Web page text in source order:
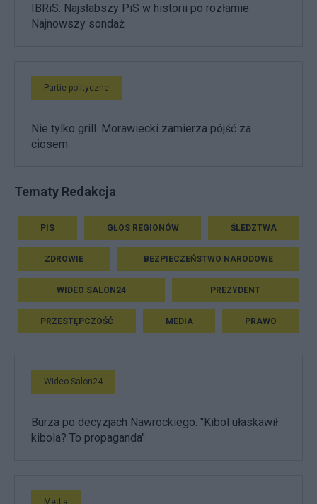
IBRiS: Najsłabszy PiS w historii po rozłamie.
Najnowszy sondaż
Partie polityczne
Nie tylko grill. Morawiecki zamierza pójść za
ciosem
Tematy Redakcja
PIS GŁOS REGIONÓW ŚLEDZTWA
ZDROWIE BEZPIECZEŃSTWO NARODOWE
WIDEO SALON24 PREZYDENT
PRZESTĘPCZOŚĆ MEDIA PRAWO
Wideo Salon24
Burza po decyzjach Nawrockiego. "Kibol ułaskawił
kibola? To propaganda"
Media